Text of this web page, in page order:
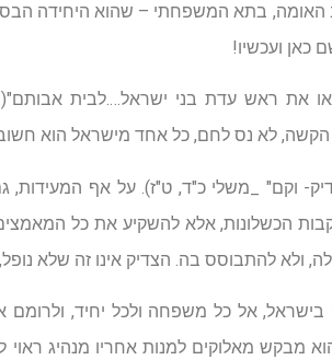
האומה, בתא המשפחתי – שהוא היחידה
כאן ועכשיו!
את ראש עדת בני ישראל….לבית
לא נס לחם, כל אחד מישראל הוא
וקם" _משלי כ"ד, ט"ז). על אף המעידות,
הכשלונות, אלא להשקיע את כל
ולא להתבוסס בה. הצדיק אינו זה שלא
בישראל, אל כל משפחה ולכל יחיד,
מבקש מאלוקים למנות אחריו מנהיג